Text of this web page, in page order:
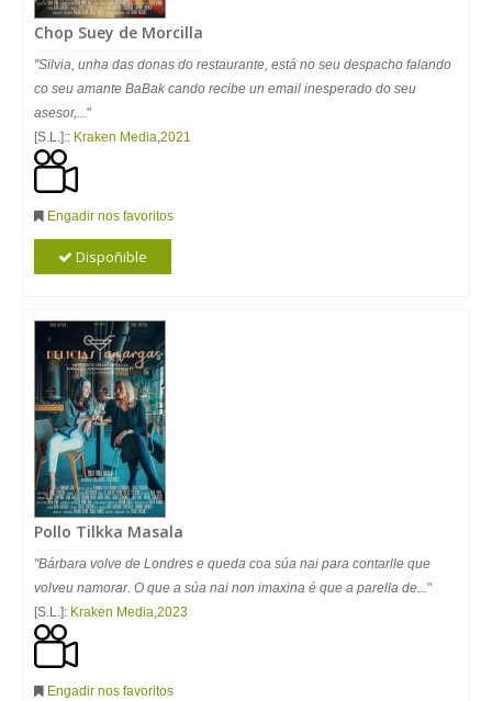
Chop Suey de Morcilla
"Silvia, unha das donas do restaurante, está no seu despacho falando
co seu amante BaBak cando recibe un email inesperado do seu
asesor,..."
[S.L.]:: Kraken Media,2021
Engadir nos favoritos
Dispoñible
Pollo Tilkka Masala
"Bárbara volve de Londres e queda coa súa nai para contarlle que
volveu namorar. O que a súa nai non imaxina é que a parella de..."
[S.L.]: Kraken Media,2023
Engadir nos favoritos